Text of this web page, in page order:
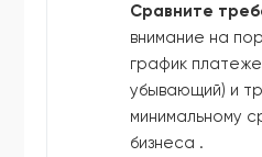
Сравните
внимание на
график
убывающий) и
минимальному
бизнеса .